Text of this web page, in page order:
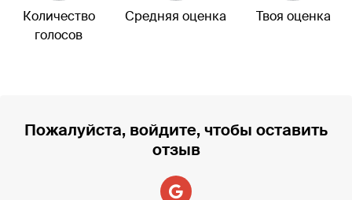
Количество
голосов
Средняя оценка Твоя оценка
Пожалуйста, войдите, чтобы оставить
отзыв